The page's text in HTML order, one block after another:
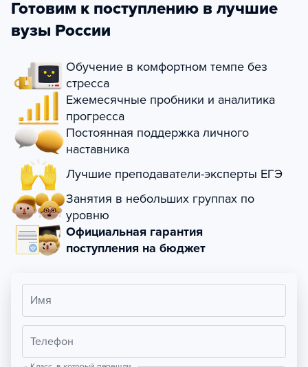
Готовим к поступлению в лучшие
вузы России
Обучение в комфортном темпе без
стресса
Ежемесячные пробники и аналитика
прогресса
Постоянная поддержка личного
наставника
Лучшие преподаватели-эксперты ЕГЭ
Занятия в небольших группах по
уровню
Официальная гарантия
поступления на бюджет
Имя
Телефон